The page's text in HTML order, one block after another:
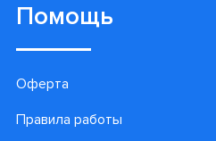
Помощь
Оферта
Правила работы